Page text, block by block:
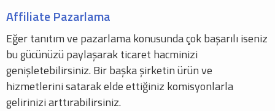
Affiliate Pazarlama
Eğer tanıtım ve pazarlama konusunda çok başarılı iseniz
bu gücünüzü paylaşarak ticaret hacminizi
genişletebilirsiniz. Bir başka şirketin ürün ve
hizmetlerini satarak elde ettiğiniz komisyonlarla
gelirinizi arttırabilirsiniz.